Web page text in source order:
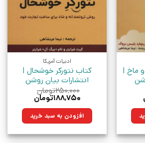
ماخ |
۳۰۲,۰۰۰تومان.
ادبیات آمریکا
کتاب نتورکر خوشحال |
انتشارات بیان روشن
۲۵۰,۰۰۰تومان
قیمت
۲۵۰,۰۰۰تومان
بود.
۱۸۸,۷۵۰تومان
۱۸۸,۷۵۰تومان.افزودن به سبد خرید